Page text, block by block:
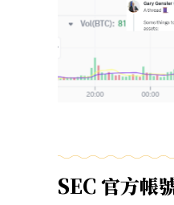
SEC 官方帳